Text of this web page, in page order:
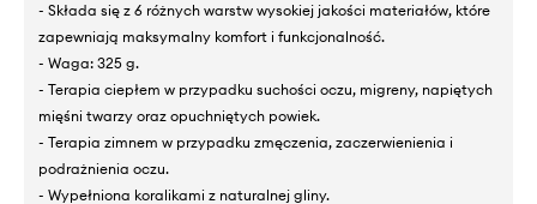
- Składa się z 6 różnych warstw wysokiej jakości materiałów, które
zapewniają maksymalny komfort i funkcjonalność.
- Waga: 325 g.
- Terapia ciepłem w przypadku suchości oczu, migreny, napiętych
mięśni twarzy oraz opuchniętych powiek.
- Terapia zimnem w przypadku zmęczenia, zaczerwienienia i
podrażnienia oczu.
- Wypełniona koralikami z naturalnej gliny.